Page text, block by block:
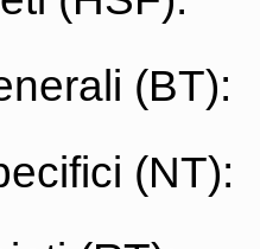
(BT):
(NT):